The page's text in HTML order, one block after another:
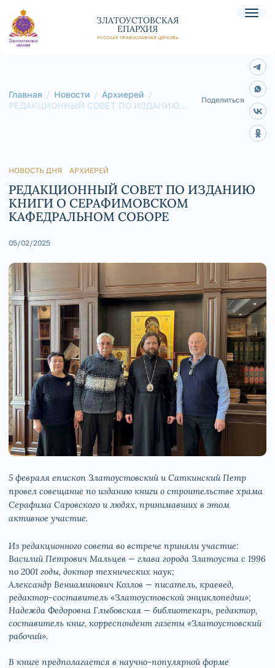
ЗЛАТОУСТОВСКАЯ
ЕПАРХИЯ
РУССКАЯ ПРАВОСЛАВНАЯ ЦЕРКОВЬ
Главная Новости
Архиерей
РЕДАКЦИОННЫЙ СОВЕТ ПО ИЗДАНИЮ
Поделиться
НОВОСТЬ ДНЯ АРХИЕРЕЙ
РЕДАКЦИОННЫЙ СОВЕТ ПО ИЗДАНИЮ
КНИГИ О СЕРАФИМОВСКОМ
КАФЕДРАЛЬНОМ СОБОРЕ
05/02/2025
5 февраля епископ Златоустовский и Саткинский Петр
провел совещание по изданию книги о строительстве храма
Серафима Саровского и людях, принимавших в этом
активное участие.
Из редакционного совета во встрече приняли участие:
Василий Петрович Мальцев — глава города Златоуста с 1996
по 2001 годы, доктор технических наук;
Александр Вениаминович Козлов — писатель, краевед,
редактор-составитель «Златоустовской энциклопедии»;
Надежда Федоровна Глыбовская — библиотекарь, редактор,
составитель книг, корреспондент газеты «Златоустовский
рабочий».
В книге предполагается в научно-популярной форме